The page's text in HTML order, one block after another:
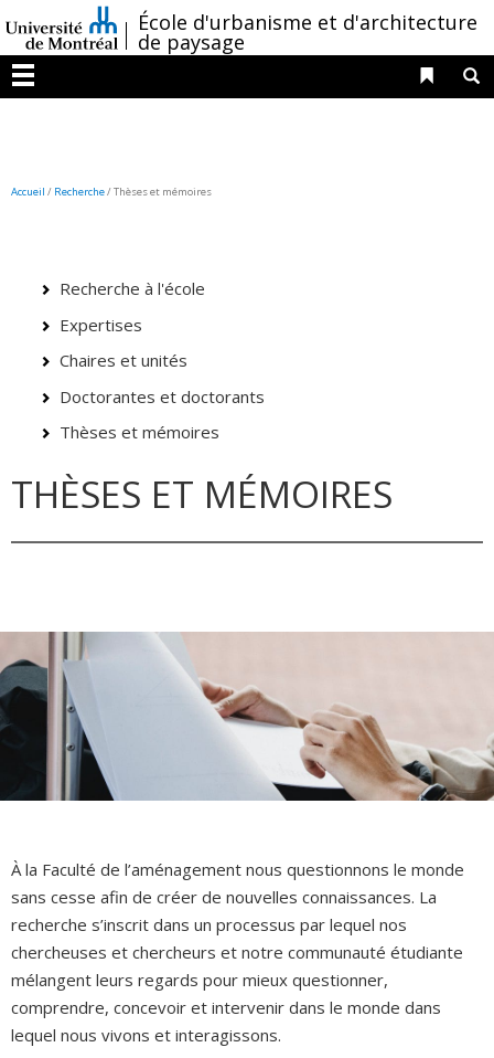
au
contenu
/École d'urbanisme et d'architecture
de paysage
Menu
Liens
Accueil / Recherche/Thèses et mémoires
Recherche à l'école
Expertises
Chaires et unités
Doctorantes et doctorants
Thèses et mémoires
THÈSES ET MÉMOIRES
À la Faculté de l’aménagement nous questionnons le monde
sans cesse afin de créer de nouvelles connaissances. La
recherche s’inscrit dans un processus par lequel nos
chercheuses et chercheurs et notre communauté étudiante
mélangent leurs regards pour mieux questionner,
comprendre, concevoir et intervenir dans le monde dans
lequel nous vivons et interagissons.